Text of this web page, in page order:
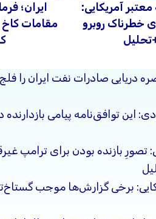
آمریکایی:
خطرناک روبرو
ایران؛
مقامات
دریایی صادرات نفت ایران را
این توافق‌نامه پیامی بازدارنده
تصورِ بازنده بودن برای ترامپ
برخی گزارش‌ها موجب